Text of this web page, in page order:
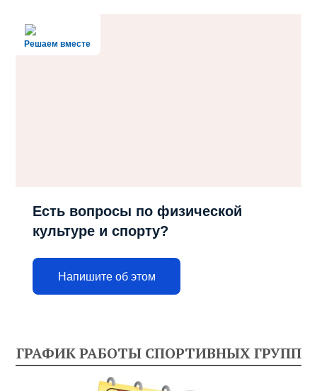
Решаем вместе
Есть вопросы по физической
культуре и спорту?
Напишите об этом
ГРАФИК РАБОТЫ СПОРТИВНЫХ ГРУПП